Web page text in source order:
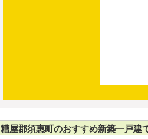
糟屋郡須惠町のおすすめ新築一戸建